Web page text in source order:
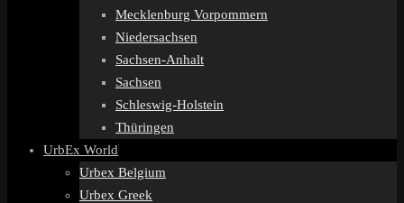
Mecklenburg Vorpommern
Niedersachsen
Sachsen-Anhalt
Sachsen
Schleswig-Holstein
Thüringen
UrbEx World
Urbex Belgium
Urbex Greek